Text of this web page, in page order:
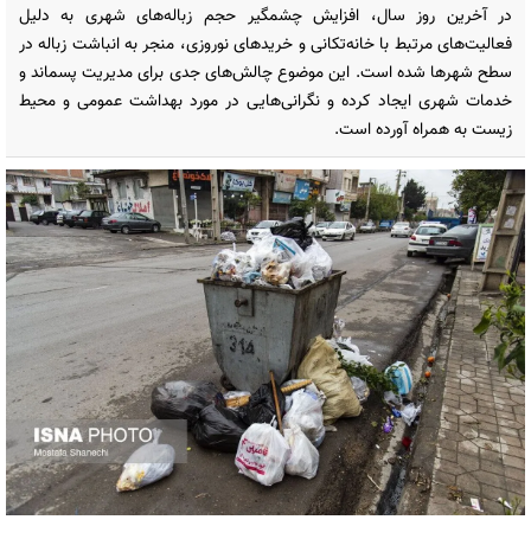
در آخرین روز سال، افزایش چشمگیر حجم زباله‌های شهری به دلیل
فعالیت‌های مرتبط با خانه‌تکانی و خریدهای نوروزی، منجر به انباشت زباله در
سطح شهرها شده است. این موضوع چالش‌های جدی برای مدیریت پسماند و
خدمات شهری ایجاد کرده و نگرانی‌هایی در مورد بهداشت عمومی و محیط
زیست به همراه آورده است.